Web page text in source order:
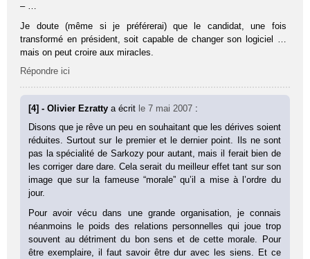
– …
Je doute (même si je préférerai) que le candidat, une fois
transformé en président, soit capable de changer son logiciel …
mais on peut croire aux miracles.
Répondre ici
[4] - Olivier Ezrattya écrit le 7 mai 2007 :
Disons que je rêve un peu en souhaitant que les dérives soient
réduites. Surtout sur le premier et le dernier point. Ils ne sont
pas la spécialité de Sarkozy pour autant, mais il ferait bien de
les corriger dare dare. Cela serait du meilleur effet tant sur son
image que sur la fameuse “morale” qu’il a mise à l’ordre du
jour.
Pour avoir vécu dans une grande organisation, je connais
néanmoins le poids des relations personnelles qui joue trop
souvent au détriment du bon sens et de cette morale. Pour
être exemplaire, il faut savoir être dur avec les siens. Et ce